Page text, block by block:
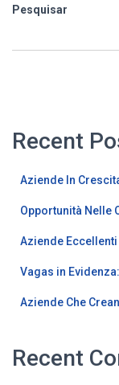
Pesquisar
Recent
Aziende In
Opportunità Nelle
Aziende
Vagas in
Aziende Che
Recent